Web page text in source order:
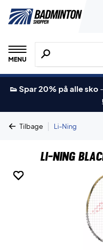
MENU
Søg efter
👟 Spar 20% på alle sko -
Tilbage | Li-Ning
Li-Ning